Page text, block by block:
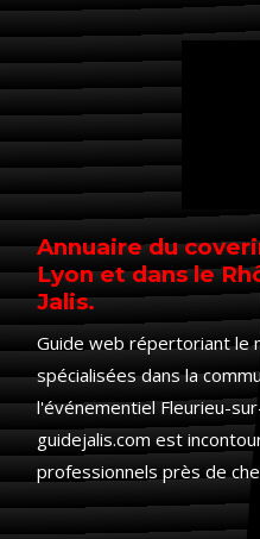
Annuaire du
Lyon et dans le
Jalis.
Guide web répertoriant le
spécialisées dans la
l'événementiel Fleurieu-
guidejalis.com est
professionnels près de